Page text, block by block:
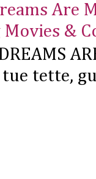
Are
Movies &
tette,